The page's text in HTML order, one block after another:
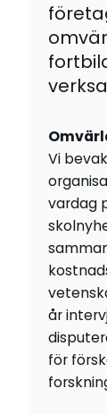
Vi
vardag
år
för